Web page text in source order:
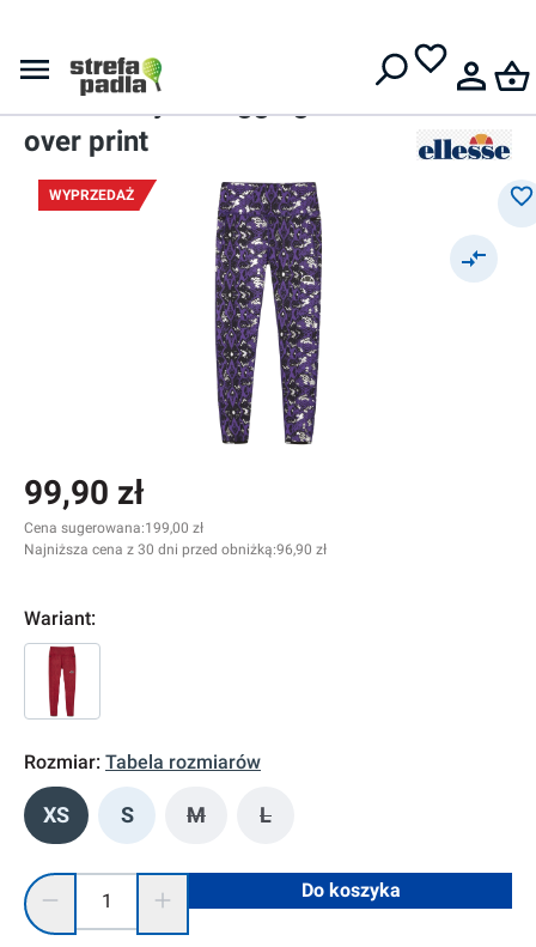
Damskie leginsy
Ellesse Jeyne Legging W - all
over print
WYPRZEDAŻ
99,90 zł
Cena sugerowana:199,00 zł
Najniższa cena z 30 dni przed obniżką:96,90 zł
Wariant:
Rozmiar: Tabela rozmiarów
XS S M(Ta opcja jest obecnie niedostępna.)
L(Ta opcja jest obecnie
Ilość produktu: Wprowadź żądaną ilość lub użyj
Do koszyka